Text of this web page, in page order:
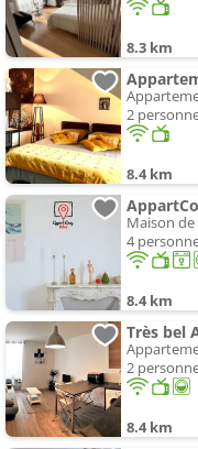
8.3 km
2
8.4 km
Maison de
4
8.4 km
Très bel
2
8.4 km